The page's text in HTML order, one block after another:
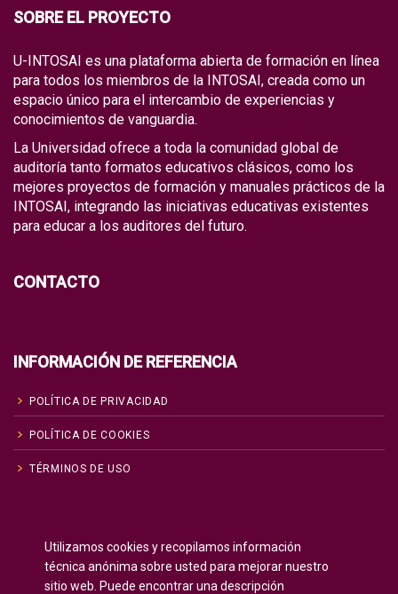
SOBRE EL PROYECTO
U-INTOSAI es una plataforma abierta de formación en línea
para todos los miembros de la INTOSAI, creada como un
espacio único para el intercambio de experiencias y
conocimientos de vanguardia.
La Universidad ofrece a toda la comunidad global de
auditoría tanto formatos educativos clásicos, como los
mejores proyectos de formación y manuales prácticos de la
INTOSAI, integrando las iniciativas educativas existentes
para educar a los auditores del futuro.
CONTACTO
INFORMACIÓN DE REFERENCIA
POLÍTICA DE PRIVACIDAD
POLÍTICA DE COOKIES
TÉRMINOS DE USO
Русский
Ruso)
Español
Utilizamos cookies y recopilamos información
técnica anónima sobre usted para mejorar nuestro
sitio web. Puede encontrar una descripción